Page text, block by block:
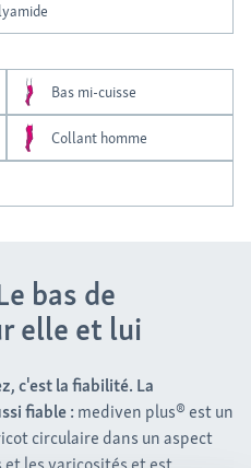
Bas mi-cuisse
Collant homme
bas de
elle et lui
c'est la fiabilité. La
fiable : mediven plus® est un
circulaire dans un aspect